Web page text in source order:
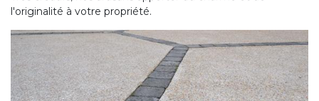
l'originalité à votre propriété.